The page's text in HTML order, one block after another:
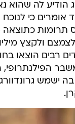
הודיע לה שהוא
אומרים כי
תרומות
ולקצץ
רבים הוצאו
הפילנתרופי,
ישמש